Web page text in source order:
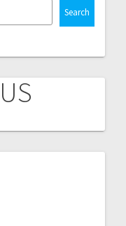
Search